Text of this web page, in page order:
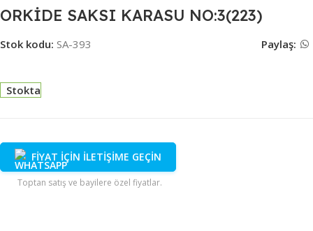
ORKİDE SAKSI KARASU NO:3(223)
Stok kodu: SA-393 Paylaş:
Stokta
FİYAT İÇİN İLETİŞİME GEÇİN
Toptan satış ve bayilere özel fiyatlar.